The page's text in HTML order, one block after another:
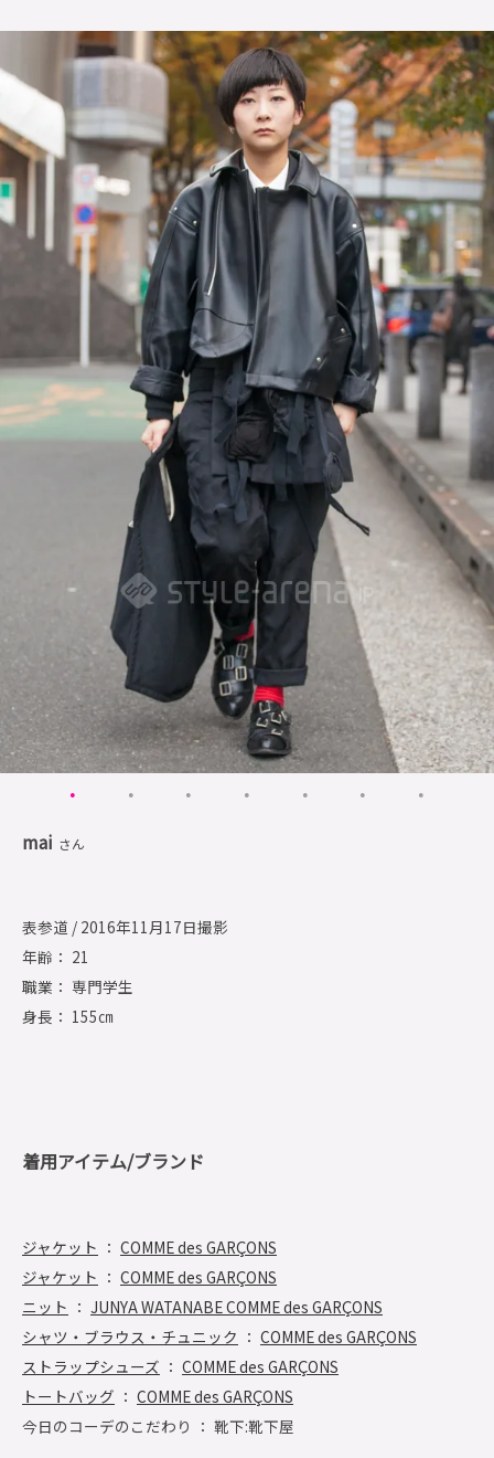
mai さん
表参道 / 2016年11月17日撮影
年齢： 21
職業： 専門学生
身長： 155㎝
着用アイテム/ブランド
ジャケット ： COMME des GARÇONS
ジャケット ： COMME des GARÇONS
ニット ： JUNYA WATANABE COMME des GARÇONS
シャツ・ブラウス・チュニック ： COMME des GARÇONS
ストラップシューズ ： COMME des GARÇONS
トートバッグ ： COMME des GARÇONS
今日のコーデのこだわり ： 靴下:靴下屋